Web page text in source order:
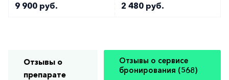
9 900 руб. 2 480 руб.
Отзывы о
препарате
Отзывы о сервисе
бронирования (568)